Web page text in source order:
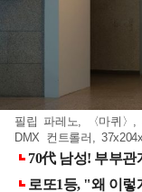
필립 파레노, 〈마퀴〉
DMX 컨트롤러,